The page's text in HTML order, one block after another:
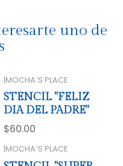
uno de
|MOCHA´S PLACE
STENCIL "FELIZ
DIA DEL PADRE"
$60.00
|MOCHA´S PLACE